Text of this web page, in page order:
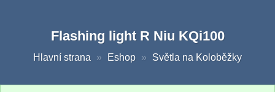
Flashing light R Niu KQi100
Hlavní strana » Eshop » Světla na Koloběžky